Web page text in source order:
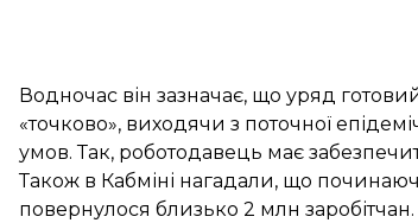
Водночас він зазначає, що уряд
«точково», виходячи з поточної
умов. Так, роботодавець має
Також в Кабміні нагадали, що
повернулося близько 2 млн